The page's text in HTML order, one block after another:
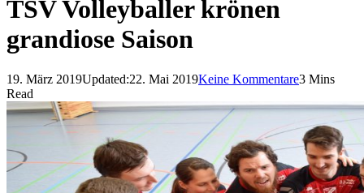
TSV Volleyballer krönen
grandiose Saison
19. März 2019Updated:22. Mai 2019Keine Kommentare3 Mins
Read